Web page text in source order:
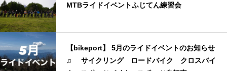
MTBライドイベントふじてん練習会
【bikeport】 5月のライドイベントのお知らせ
♫ サイクリング ロードバイク クロスバイ